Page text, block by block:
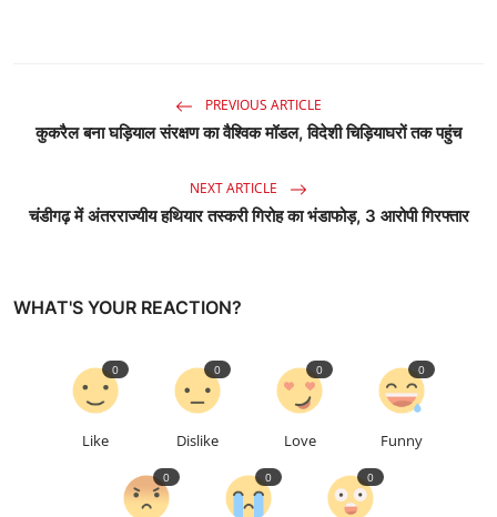
PREVIOUS ARTICLE
कुकरैल बना घड़ियाल संरक्षण का वैश्विक मॉडल, विदेशी चिड़ियाघरों तक पहुंच
NEXT ARTICLE
चंडीगढ़ में अंतरराज्यीय हथियार तस्करी गिरोह का भंडाफोड़, 3 आरोपी गिरफ्तार
WHAT'S YOUR REACTION?
Like
0
Dislike
0
Love
0
Funny
0
0 0 0